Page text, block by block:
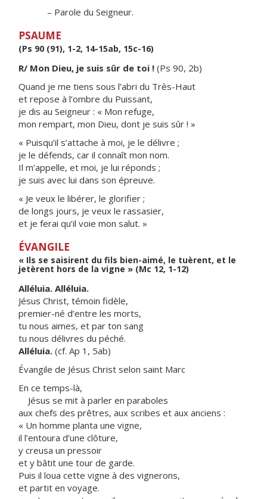
– Parole du Seigneur.
PSAUME
(Ps 90 (91), 1-2, 14-15ab, 15c-16)
R/ Mon Dieu, je suis sûr de toi ! (Ps 90, 2b)
Quand je me tiens sous l’abri du Très-Haut
et repose à l’ombre du Puissant,
je dis au Seigneur : « Mon refuge,
mon rempart, mon Dieu, dont je suis sûr ! »
« Puisqu’il s’attache à moi, je le délivre ;
je le défends, car il connaît mon nom.
Il m’appelle, et moi, je lui réponds ;
je suis avec lui dans son épreuve.
« Je veux le libérer, le glorifier ;
de longs jours, je veux le rassasier,
et je ferai qu’il voie mon salut. »
ÉVANGILE
« Ils se saisirent du fils bien-aimé, le tuèrent, et le
jetèrent hors de la vigne » (Mc 12, 1-12)
Alléluia. Alléluia.
Jésus Christ, témoin fidèle,
premier-né d’entre les morts,
tu nous aimes, et par ton sang
tu nous délivres du péché.
Alléluia. (cf. Ap 1, 5ab)
Évangile de Jésus Christ selon saint Marc
En ce temps-là,
Jésus se mit à parler en paraboles
aux chefs des prêtres, aux scribes et aux anciens :
« Un homme planta une vigne,
il l’entoura d’une clôture,
y creusa un pressoir
et y bâtit une tour de garde.
Puis il loua cette vigne à des vignerons,
et partit en voyage.